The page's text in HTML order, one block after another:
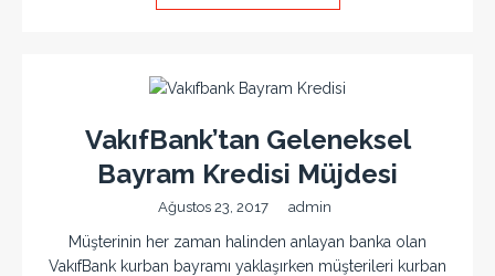
VakıfBank’tan Geleneksel
Bayram Kredisi Müjdesi
Ağustos 23, 2017 admin
Müşterinin her zaman halinden anlayan banka olan
VakıfBank kurban bayramı yaklaşırken müşterileri kurban